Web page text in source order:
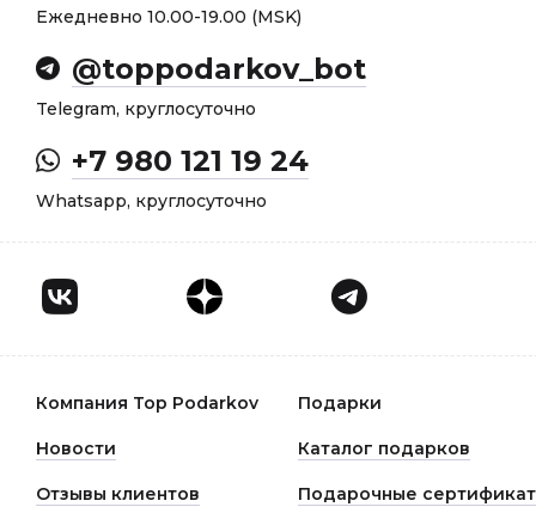
Ежедневно 10.00-19.00 (MSK)
@toppodarkov_bot
Telegram, круглосуточно
+7 980 121 19 24
Whatsapp, круглосуточно
Компания Top Podarkov Подарки
Новости Каталог подарков
Отзывы клиентов Подарочные